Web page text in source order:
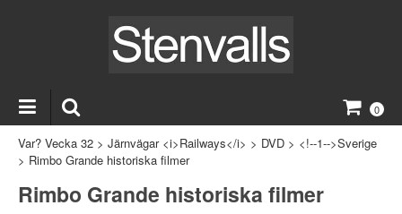
0
Var? Vecka 32 > Järnvägar <i>Railways</i> > DVD > <!--1-->Sverige
> Rimbo Grande historiska filmer
Rimbo Grande historiska filmer